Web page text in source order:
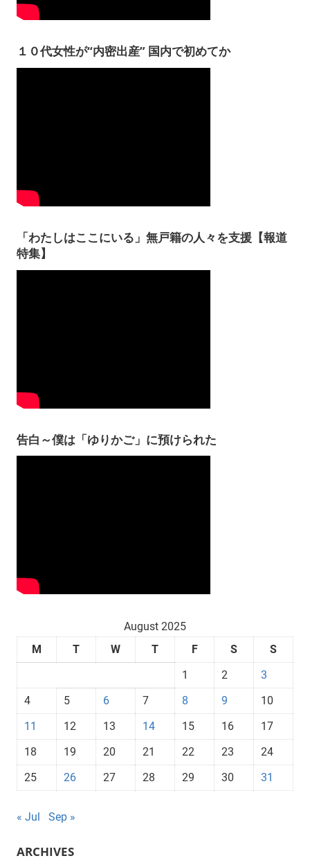
１０代女性が“内密出産” 国内で初めてか
「わたしはここにいる」無戸籍の人々を支援【報道
特集】
告白～僕は「ゆりかご」に預けられた
August 2025
M
T W T F S
S
1
2
3
4
5 6 7 8 9
10
11
12 13 14 15 16
17
18
19 20 21 22 23
24
25
26 27 28 29 30 31
« Jul Sep »
ARCHIVES